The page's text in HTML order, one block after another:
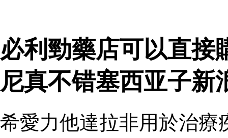
必利勁藥店可以直接
尼真不错塞西亚子新
希愛力他達拉非用於治療